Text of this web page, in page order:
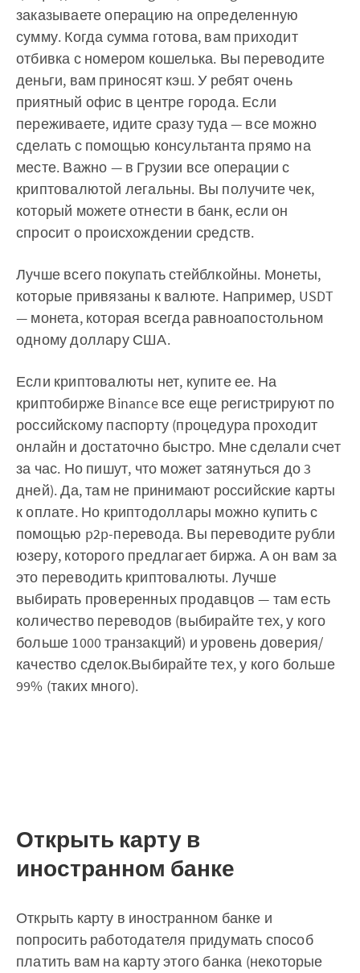
заказываете операцию на определенную
сумму. Когда сумма готова, вам приходит
отбивка с номером кошелька. Вы переводите
деньги, вам приносят кэш. У ребят очень
приятный офис в центре города. Если
переживаете, идите сразу туда — все можно
сделать с помощью консультанта прямо на
месте. Важно — в Грузии все операции с
криптовалютой легальны. Вы получите чек,
который можете отнести в банк, если он
спросит о происхождении средств.
Лучше всего покупать стейблкойны. Монеты,
которые привязаны к валюте. Например, USDT
— монета, которая всегда равноапостольном
одному доллару США.
Если криптовалюты нет, купите ее. На
криптобирже Binance все еще регистрируют по
российскому паспорту (процедура проходит
онлайн и достаточно быстро. Мне сделали счет
за час. Но пишут, что может затянуться до 3
дней). Да, там не принимают российские карты
к оплате. Но криптодоллары можно купить с
помощью p2p-перевода. Вы переводите рубли
юзеру, которого предлагает биржа. А он вам за
это переводить криптовалюты. Лучше
выбирать проверенных продавцов — там есть
количество переводов (выбирайте тех, у кого
больше 1000 транзакций) и уровень доверия/
качество сделок.Выбирайте тех, у кого больше
99% (таких много).
Открыть карту в
иностранном банке
Открыть карту в иностранном банке и
попросить работодателя придумать способ
платить вам на карту этого банка (некоторые